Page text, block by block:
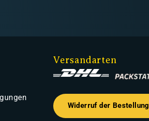
Versandarten
Widerruf der Bestellung